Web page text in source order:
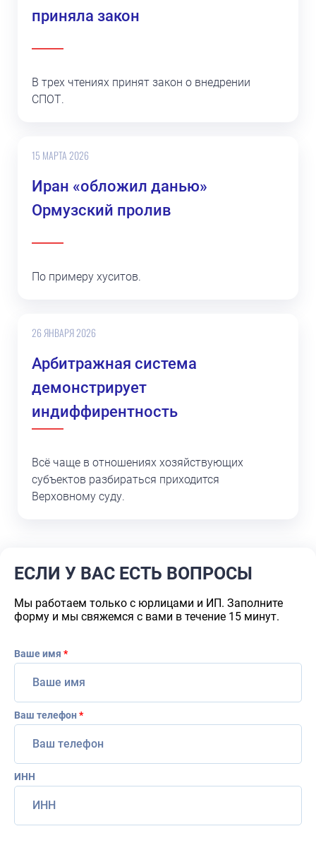
приняла закон
В трех чтениях принят закон о внедрении
СПОТ.
15 МАРТА 2026
Иран «обложил данью»
Ормузский пролив
По примеру хуситов.
26 ЯНВАРЯ 2026
Арбитражная система
демонстрирует
индиффирентность
Всё чаще в отношениях хозяйствующих
субъектов разбираться приходится
Верховному суду.
ЕСЛИ У ВАС ЕСТЬ ВОПРОСЫ
Мы работаем только с юрлицами и ИП. Заполните
форму и мы свяжемся с вами в течение 15 минут.
Ваше имя *
Ваш телефон*
ИНН